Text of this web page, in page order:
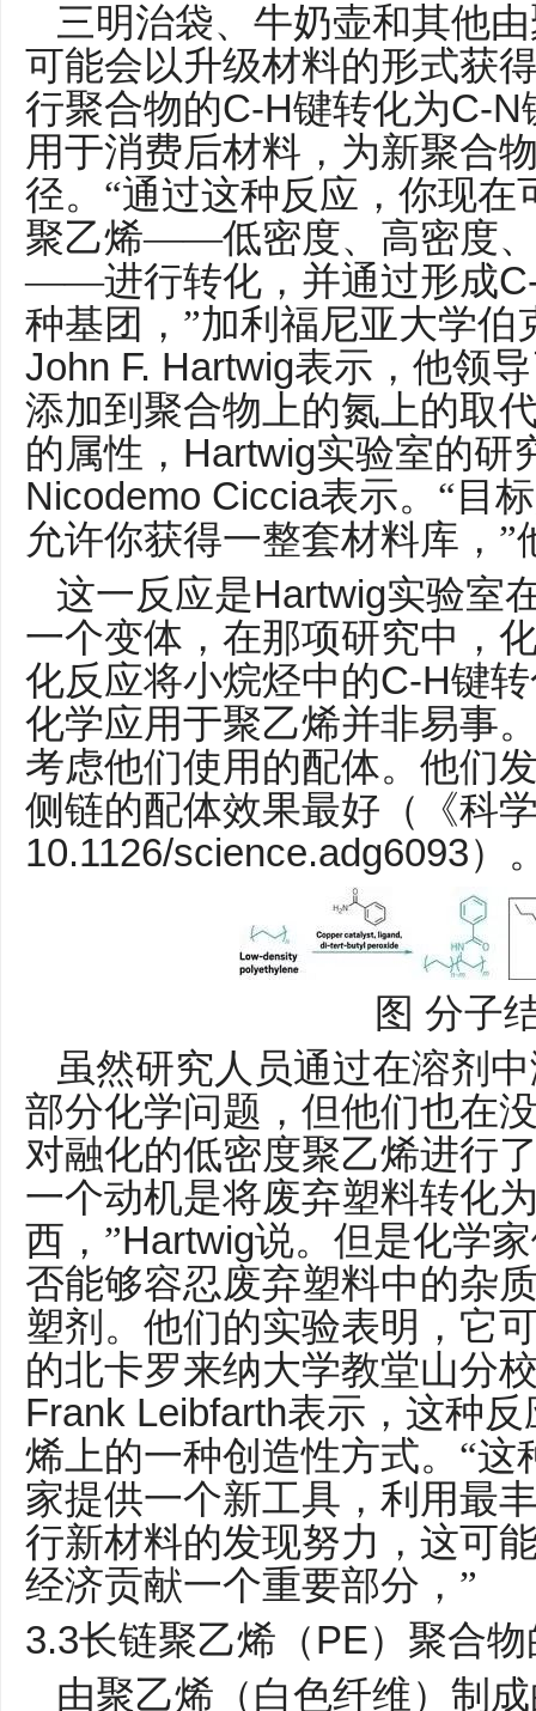
三明治袋、牛奶壶和其他
可能会以升级材料的形式获
行聚合物的C-H键转化为C-N
用于消费后材料，为新聚合
径。“通过这种反应，你现在
聚乙烯——低密度、高密度
——进行转化，并通过形成
种基团，”加利福尼亚大学伯
John F. Hartwig表示，他领
添加到聚合物上的氮上的取
的属性， Hartwig实验室的研
Nicodemo Ciccia表示。“目
允许你获得一整套材料库，”
这一反应是Hartwig实验室
一个变体，在那项研究中，
化反应将小烷烃中的C-H键
化学应用于聚乙烯并非易事
考虑他们使用的配体。他们
侧链的配体效果最好（《科
10.1126/science.adg6093）
图 分子
虽然研究人员通过在溶剂
部分化学问题，但他们也在
对融化的低密度聚乙烯进行
一个动机是将废弃塑料转化
西，”Hartwig说。但是化学
否能够容忍废弃塑料中的杂
塑剂。他们的实验表明，它
的北卡罗来纳大学教堂山分
Frank Leibfarth表示，这种
烯上的一种创造性方式。“这
家提供一个新工具，利用最
行新材料的发现努力，这可
经济贡献一个重要部分，”
3.3长链聚乙烯（PE）聚合
由聚乙烯（白色纤维）制